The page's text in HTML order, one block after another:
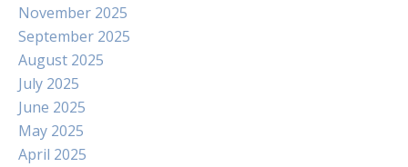
November 2025
September 2025
August 2025
July 2025
June 2025
May 2025
April 2025